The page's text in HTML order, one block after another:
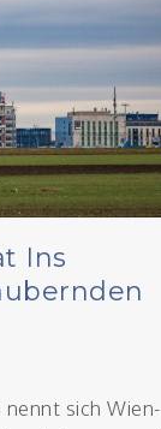
Ins
sich Wien-